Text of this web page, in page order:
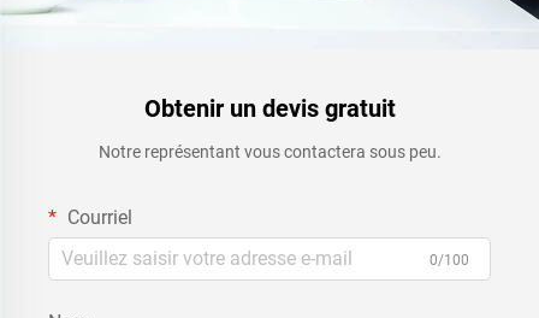
Obtenir un devis gratuit
Notre représentant vous contactera sous peu.
Courriel
0/100